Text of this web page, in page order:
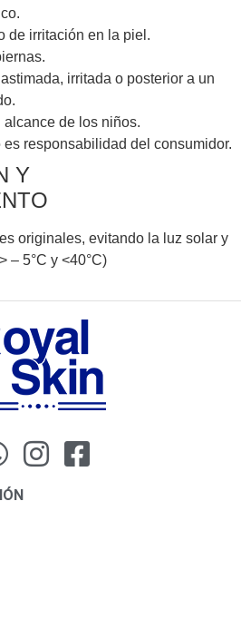
de irritación en la piel.
irritada o posterior a un
alcance de los niños.
responsabilidad del consumidor.
Y
originales, evitando la luz solar y
– 5°C y <40°C)